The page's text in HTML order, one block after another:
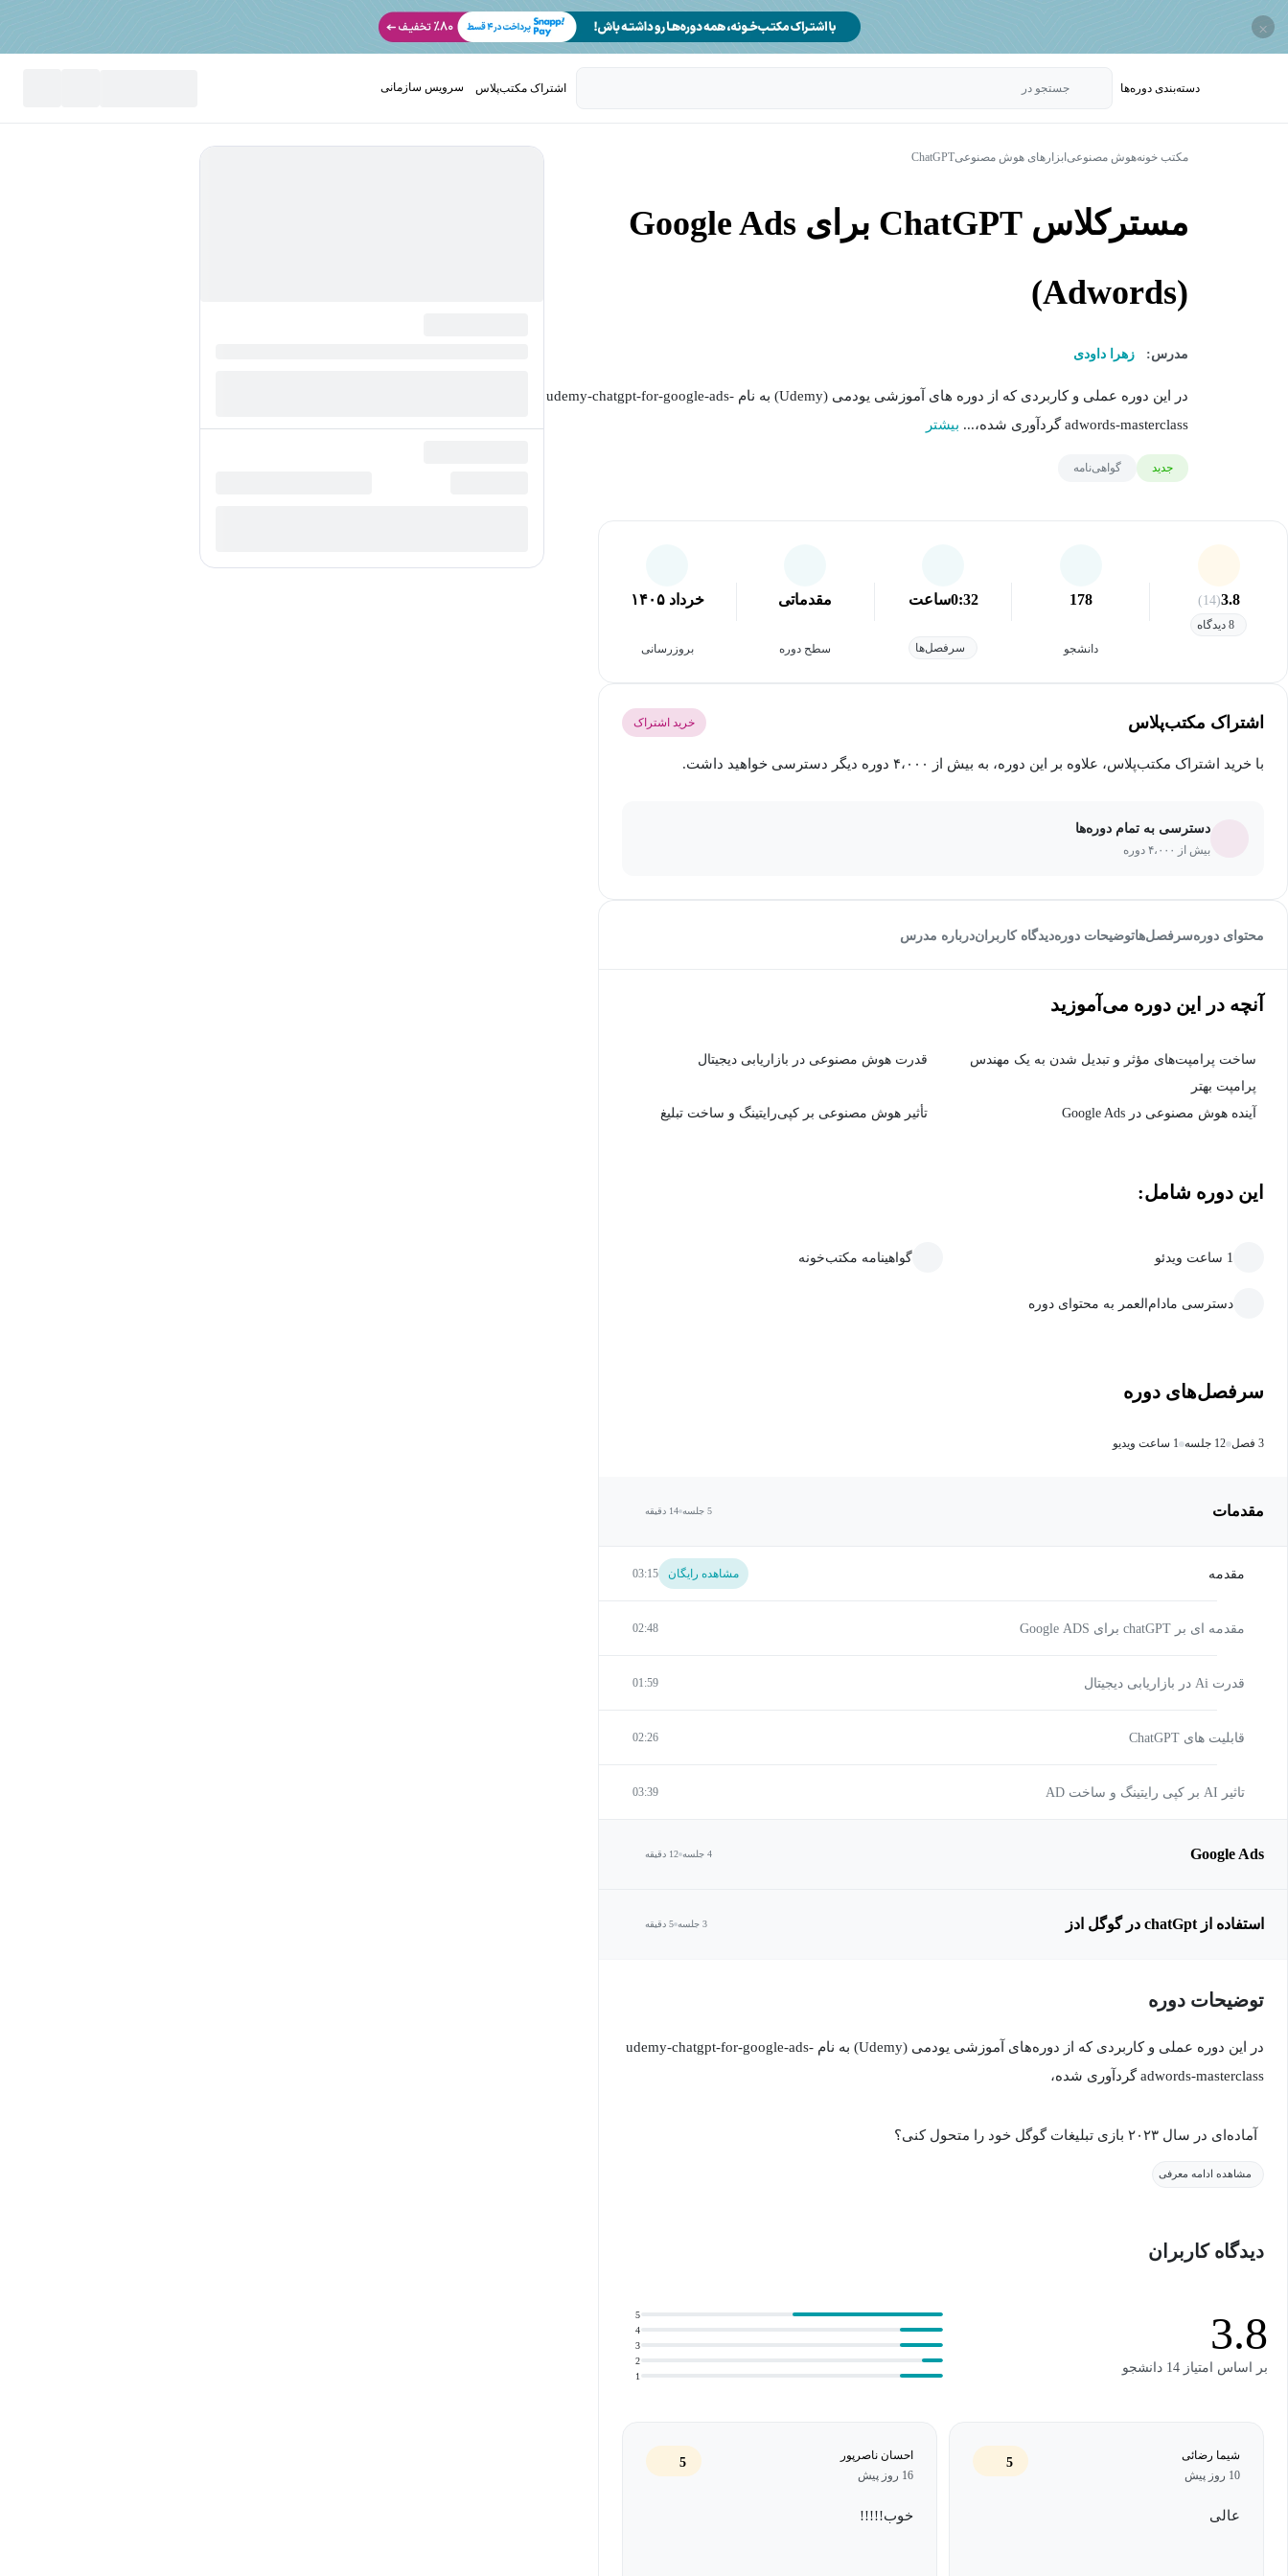
×
دسته‌بندی‌ دوره‌ها جستجو در اشتراک مکتب‌پلاس سرویس سازمانی
مکتب خونههوش مصنوعی ابزارهای هوش مصنوعیChatGPT
مسترکلاس ChatGPT برای Google Ads
(Adwords)
مدرس: زهرا داودی
در این دوره عملی و کاربردی که از دوره های آموزشی یودمی (Udemy) به نام udemy-chatgpt-for-google-ads-
adwords-masterclass گردآوری شده،...
بیشتر
جدید گواهی‌نامه
3.8
(14)
8 دیدگاه
178
دانشجو
0:32ساعت
سرفصل‌ها
مقدماتی
سطح دوره بروزرسانی
خرداد ۱۴۰۵
اشتراک مکتب‌پلاس خرید اشتراک
با خرید اشتراک مکتب‌پلاس، علاوه بر این دوره، به بیش از ۴،۰۰۰ دوره دیگر دسترسی خواهید داشت.
دسترسی به تمام دوره‌ها
بیش از ۴،۰۰۰ دوره
محتوای دورهسرفصل‌هاتوضیحات دورهدیدگاه کاربراندرباره مدرس
آنچه در این دوره می‌آموزید
ساخت پرامپت‌های مؤثر و تبدیل شدن به یک مهندس
پرامپت بهتر
قدرت هوش مصنوعی در بازاریابی دیجیتال
آینده هوش مصنوعی در Google Ads تأثیر هوش مصنوعی بر کپی‌رایتینگ و ساخت تبلیغ
این دوره شامل:
1 ساعت ویدئو گواهینامه مکتب‌خونه
دسترسی مادام‌العمر به محتوای دوره
سرفصل‌های دوره
3 فصل 12 جلسه 1 ساعت ویدیو
مقدمات 5 جلسه 14 دقیقه
مقدمه مشاهده رایگان 03:15
مقدمه ای بر chatGPT برای Google ADS 02:48
قدرت Ai در بازاریابی دیجیتال 01:59
قابلیت های ChatGPT 02:26
تاثیر AI بر کپی رایتینگ و ساخت AD 03:39
Google Ads 4 جلسه 12 دقیقه
استفاده از chatGpt در گوگل ادز 3 جلسه 5 دقیقه
توضیحات دوره
در این دوره عملی و کاربردی که از دوره‌های آموزشی یودمی (Udemy) به نام udemy-chatgpt-for-google-ads-
adwords-masterclass گردآوری شده،
آماده‌ای در سال ۲۰۲۳ بازی تبلیغات گوگل خود را متحول کنی؟
با ChatGPT، دستیار جدید Google Ads خود آشنا می‌شوید
کشف می‌کنید هوش مصنوعی چطور بازاریابی دیجیتال را تغییر می‌دهد
یاد می‌گیرید چطور متن‌های معمولی را به کپی‌رایتینگ جادویی تبدیل کنید
مشاهده ادامه معرفی
دیدگاه کاربران
3.8
بر اساس امتیاز 14 دانشجو
1
2
3
4
5
شیما رضائی
10 روز پیش
5
عالی
احسان ناصرپور
16 روز پیش
5
خوب!!!!!